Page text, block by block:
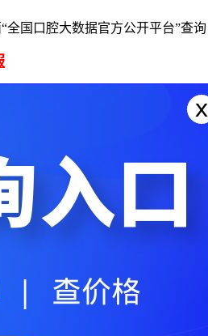
国口腔大数据官方公开平台”查